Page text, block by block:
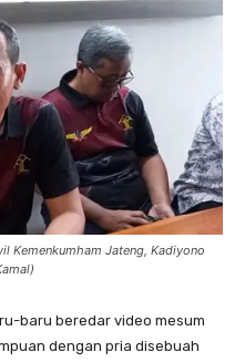
Kemenkumham Jateng, Kadiyono
baru beredar video mesum
dengan pria disebuah